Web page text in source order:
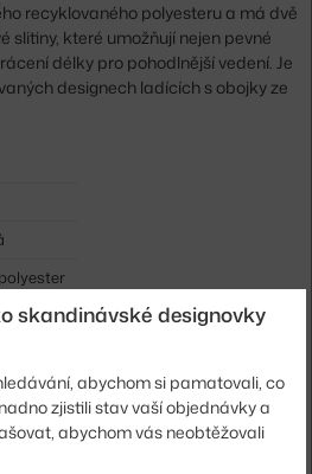
recyklovaného polyesteru a má dvě
slitiny, které umožňují nejen pevné
délky pro pohodlnější vedení. Je
designech ladících s obojky ze
AP74
Vodítko Leash Braided, blue/black
toDogs Leash Braided Adjustable,
skandinávské designovky
abychom si pamatovali, co
zjistili stav vaší objednávky a
abychom vás neobtěžovali